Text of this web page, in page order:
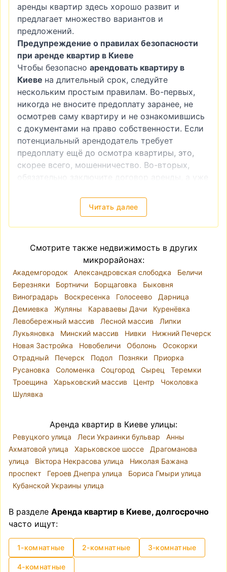
аренды квартир здесь хорошо развит и
предлагает множество вариантов и
предложений.
Предупреждение о правилах безопасности
при аренде квартир в Киеве
Чтобы безопасно арендовать квартиру в
Киеве на длительный срок, следуйте
нескольким простым правилам. Во-первых,
никогда не вносите предоплату заранее, не
осмотрев саму квартиру и не ознакомившись
с документами на право собственности. Если
потенциальный арендодатель требует
предоплату ещё до осмотра квартиры, это,
скорее всего, мошенничество. Во-вторых,
обязательно заключите договор аренды, а уже
если вы видите слишком низкую цену на
квартиру, это также часто является
признаком мошенничества.
Киев разделён на десять районов. Река Днепр
делит город так, что районы Голосеевский,
Оболонский, Печерский, Подольский,
Святошинский, Соломенский и
Шевченковский находятся на правом берегу, а
Дарницкий, Деснянский и Днепровский — на
левом. Однако при выборе места для аренды
квартиры лучше ориентироваться на
микрорайоны, так как административные
районы часто включают в себя варианты
разного уровня комфорта и класса жилья.
Например, Шевченковский район включает
как исторический центр Киева, так и районы,
Ключевую роль в инфраструктуре города
играет метро. Из-за пробок на дорогах метро
часто является удобным видом транспорта.
Поэтому, если вы впервые выбираете
квартиру для долгосрочной аренды, близость
к метро станет важным приоритетом.
формируются за счет высокого спроса, хотя
сейчас (2025 г.) он несколько сместился в
сторону Запада Украины, а также из-за
локации и состояния квартиры. Стоимость
может варьироваться от 8 тыс. грн до 15–20
тыс. долларов в месяц.
Читать далее
Смотрите также недвижимость в других
микрорайонах:
Академгородок Александровская слободка
Беличи
Березняки
Бортничи Борщаговка
Быковня
Виноградарь
Воскресенка Голосеево
Дарница
Демиевка
Жуляны Караваевы Дачи
Куренёвка
Левобережный массив
Лесной массив
Липки
Лукьяновка
Минский массив Нивки
Нижний Печерск
Новая Застройка
Новобеличи Оболонь
Осокорки
Отрадный
Печерск Подол Позняки
Приорка
Русановка
Соломенка Соцгород Сырец
Теремки
Троещина
Харьковский массив Центр
Чоколовка
Шулявка
Аренда квартир в Киеве улицы:
Ревуцкого улица Леси Украинки бульвар
Анны
Ахматовой улица
Харьковское шоссе
Драгоманова
улица
Віктора Некрасова улица
Николая Бажана
проспект
Героев Днепра улица
Бориса Гмыри улица
Кубанской Украины улица
В разделе Аренда квартир в Киеве, долгосрочно
часто ищут:
1-комнатные 2-комнатные 3-комнатные
4-комнатные